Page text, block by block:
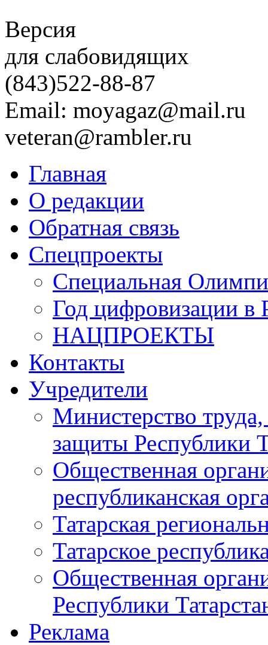
Версия
для слабовидящих
(843)522-88-87
Email: moyagaz@mail.ru
veteran@rambler.ru
Главная
О редакции
Обратная связь
Спецпроекты
Специальная
Год цифровизации в
НАЦПРОЕКТЫ
Контакты
Учредители
Министерство
защиты Республики
Общественная
республиканская
Татарская
Татарское
Общественная
Республики
Реклама